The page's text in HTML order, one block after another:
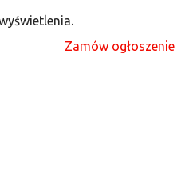
Zamów ogłoszenie